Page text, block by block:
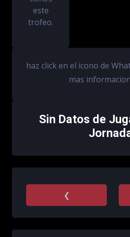
este
trofeo.
haz click en el icono de
mas informacion
Sin Datos de
❮